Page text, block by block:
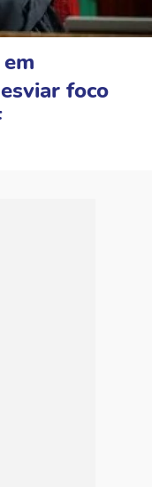
foco